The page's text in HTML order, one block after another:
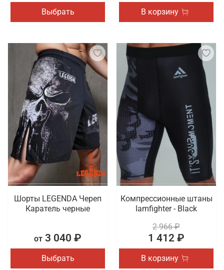
Выбрать В корзину
Шорты LEGENDA Череп
Каратель черные
от 3 040 ₽
Выбрать
Компрессионные штаны
Iamfighter - Black
2 966 ₽
1 412 ₽
В корзину